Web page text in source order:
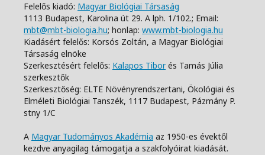
Felelős kiadó: Magyar Biológiai Társaság
1113 Budapest, Karolina út 29. A lph. 1/102.; Email:
mbt@mbt-biologia.hu; honlap: www.mbt-biologia.hu
Kiadásért felelős: Korsós Zoltán, a Magyar Biológiai
Társaság elnöke
Szerkesztésért felelős: Kalapos Tiborés Tamás Júlia
szerkesztők
Szerkesztőség: ELTE Növényrendszertani, Ökológiai és
Elméleti Biológiai Tanszék, 1117 Budapest, Pázmány P.
stny 1/C
A Magyar Tudományos Akadémia az 1950-es évektől
kezdve anyagilag támogatja a szakfolyóirat kiadását.